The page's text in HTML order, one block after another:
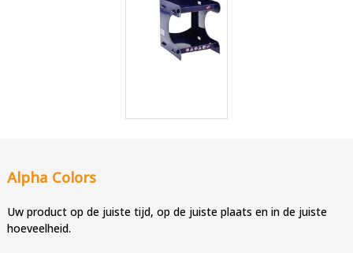
Alpha Colors
Uw product op de juiste tijd, op de juiste plaats en in de juiste
hoeveelheid.